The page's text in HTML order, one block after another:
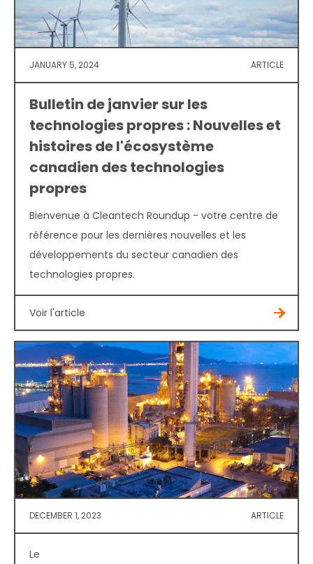
JANUARY 5, 2024 ARTICLE
Bulletin de janvier sur les
technologies propres : Nouvelles et
histoires de l'écosystème
canadien des technologies
propres
Bienvenue à Cleantech Roundup - votre centre de
référence pour les dernières nouvelles et les
développements du secteur canadien des
technologies propres.
Voir l'article
DECEMBER 1, 2023 ARTICLE
Le